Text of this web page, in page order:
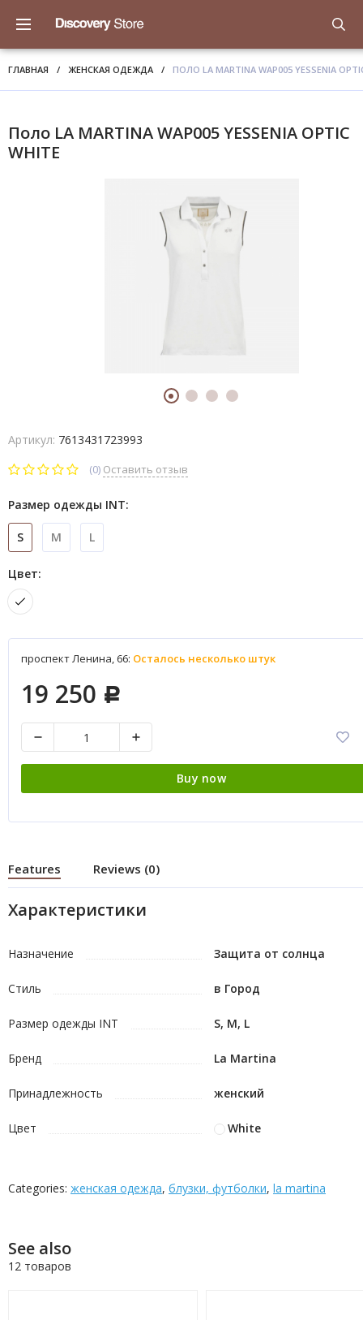
ГЛАВНАЯ / ЖЕНСКАЯ ОДЕЖДА / ПОЛО LA MARTINA WAP005 YESSENIA
Поло LA MARTINA WAP005 YESSENIA OPTIC
WHITE
Артикул: 7613431723993
(0) Оставить отзыв
Размер одежды INT:
S M L
Цвет:
проспект Ленина, 66: Осталось несколько штук
19 250 Р
Buy now
Features Reviews (0)
Характеристики
Назначение Защита от солнца
Стиль в Город
Размер одежды INT S, M, L
Бренд La Martina
Принадлежность женский
Цвет White
Categories: женская одежда, блузки, футболки, la martina
See also
12 товаров